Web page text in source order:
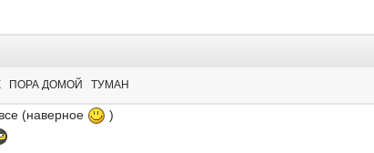
ПОРА ДОМОЙ ТУМАН
(наверное
)